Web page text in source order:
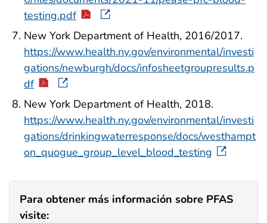
testing.pdf
New York Department of Health, 2016/2017.
https://www.health.ny.gov/environmental/investi
gations/newburgh/docs/infosheetgroupresults.p
df
New York Department of Health, 2018.
https://www.health.ny.gov/environmental/investi
gations/drinkingwaterresponse/docs/westhampt
on_quogue_group_level_blood_testing
Para obtener más información sobre PFAS
visite: